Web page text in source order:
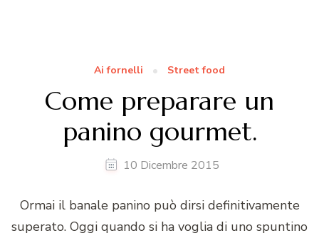
Ai fornelli Street food
Come preparare un
panino gourmet.
10 Dicembre 2015
Ormai il banale panino può dirsi definitivamente
superato. Oggi quando si ha voglia di uno spuntino